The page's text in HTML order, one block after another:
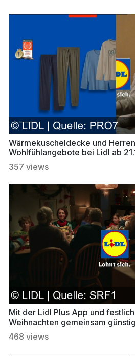
Wärmekuscheldecke und
Wohlfühlangebote bei Lidl ab
357 views
Mit der Lidl Plus App und
Weihnachten gemeinsam
468 views